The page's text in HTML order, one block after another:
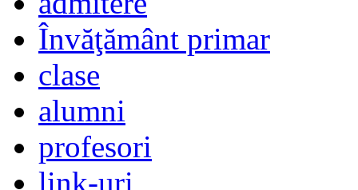
Învăţământ primar
clase
alumni
profesori
link-uri